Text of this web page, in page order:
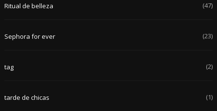
Ritual de belleza (47)
Sephora for ever (23)
tag (2)
tarde de chicas (1)